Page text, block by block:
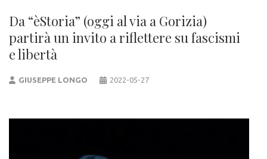
Da “èStoria” (oggi al via a Gorizia)
partirà un invito a riflettere su fascismi
e libertà
GIUSEPPE LONGO 2022-05-27